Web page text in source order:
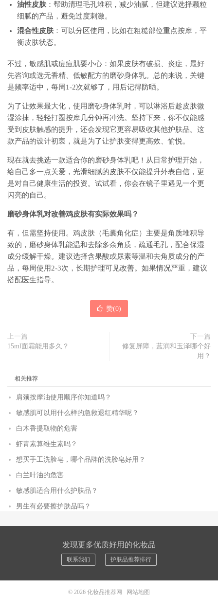
油性皮肤 ：帮助清理毛孔堆积，减少油腻，但建议选择颗粒
细腻的产品，避免过度刺激。
混合性皮肤 ：可以分区使用，比如在粗糙部位重点按摩，平
衡皮肤状态。
不过，敏感肌或痘痘肌要小心：如果皮肤有破损、炎症，最好
先咨询或选无香精、低敏配方的磨砂身体乳。总的来说，关键
是频率适中，每周1-2次就够了，用后记得防晒。
为了让效果最大化，使用磨砂身体乳时，可以淋浴后趁皮肤微
湿涂抹，轻轻打圈按摩几分钟再冲洗。坚持下来，你不仅能感
受到皮肤触感的提升，还会发现它更容易吸收其他护肤品。这
款产品的设计初衷，就是为了让护肤变得更高效、愉悦。
现在就去挑选一款适合你的磨砂身体乳吧！从日常护理开始，
给自己多一点关爱，光滑细腻的皮肤不仅能提升外表自信，更
是对自己健康生活的投资。试试看，你会在镜子里遇见一个更
闪亮的自己。
磨砂身体乳对改善鸡皮肤有实际效果吗？
有，但需坚持使用。鸡皮肤（毛囊角化症）主要是角质堆积导
致的，磨砂身体乳能温和去除多余角质，疏通毛孔，配合保湿
成分缓解干燥。建议选择含果酸或尿素等温和去角质成分的产
品，每周使用2-3次，长期护理可见改善。如果情况严重，建议
搭配医生指导。
赞(0)
上一篇
15ml面霜能用多久？
下一篇
修复屏障，蓝润和玉泽哪个好
用？
相关推荐
肩颈按摩油使用顺序你知道吗？
敏感肌可以用什么样的急救退红精华呢？
白木香提取物的危害
虾青素算维生素吗？
想买手工洗脸皂，哪个品牌的洗脸皂好用？
白兰叶油的危害
敏感肌适合用什么护肤品？
男生有必要擦护肤品吗？
发现更多优质好用的化妆品
联系我们 护肤品推荐排行
© 2026 化妆品推荐网 网站地图